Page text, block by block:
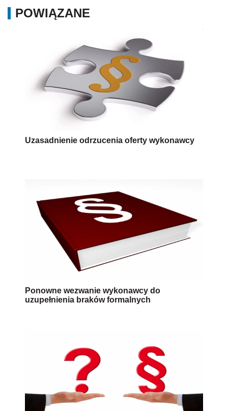
POWIĄZANE
Uzasadnienie odrzucenia oferty wykonawcy
Ponowne wezwanie wykonawcy do
uzupełnienia braków formalnych